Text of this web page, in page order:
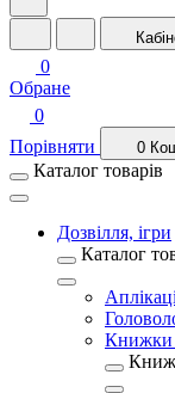
0
Обране
0
Порівняти
0
Каталог товарів
Дозвілля, ігри
Каталог
Книжки